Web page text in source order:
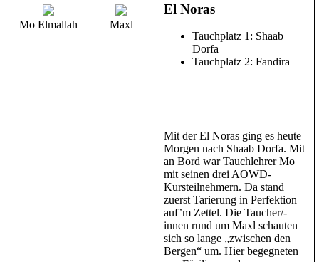
Mo Elmallah Maxl
El Noras
Tauchplatz 1: Shaab
Dorfa
Tauchplatz 2: Fandira
Mit der El Noras ging es heute
Morgen nach Shaab Dorfa. Mit
an Bord war Tauchlehrer Mo
mit seinen drei AOWD-
Kursteilnehmern. Da stand
zuerst Tarierung in Perfektion
auf’m Zettel. Die Taucher/-
innen rund um Maxl schauten
sich so lange „zwischen den
Bergen“ um. Hier begegneten